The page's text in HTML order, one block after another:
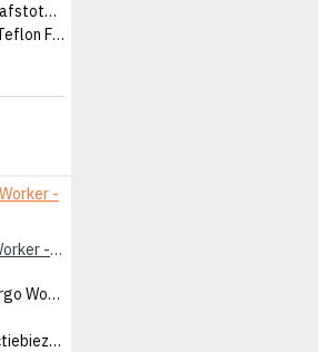
Vuil-/ olie en waterafstotend
Katoen/Polyester/Teflon Finish
Workman Cargo Worker - 1225
Workman Heren Cargo Worker
Voorzien van reflectiebiezen